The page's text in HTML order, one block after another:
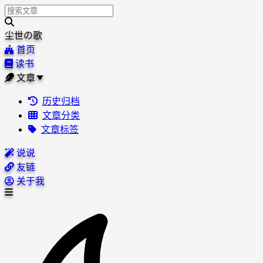
尘世の歌
首页
读书
文章
历史归档
文章分类
文章标签
说说
友链
关于我